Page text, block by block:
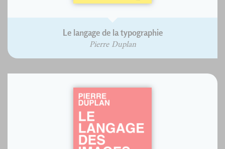
Le langage de la typographie
Pierre Duplan